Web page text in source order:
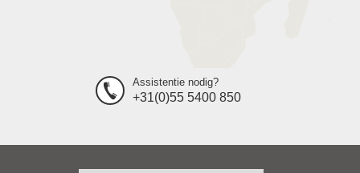
Assistentie nodig?
+31(0)55 5400 850